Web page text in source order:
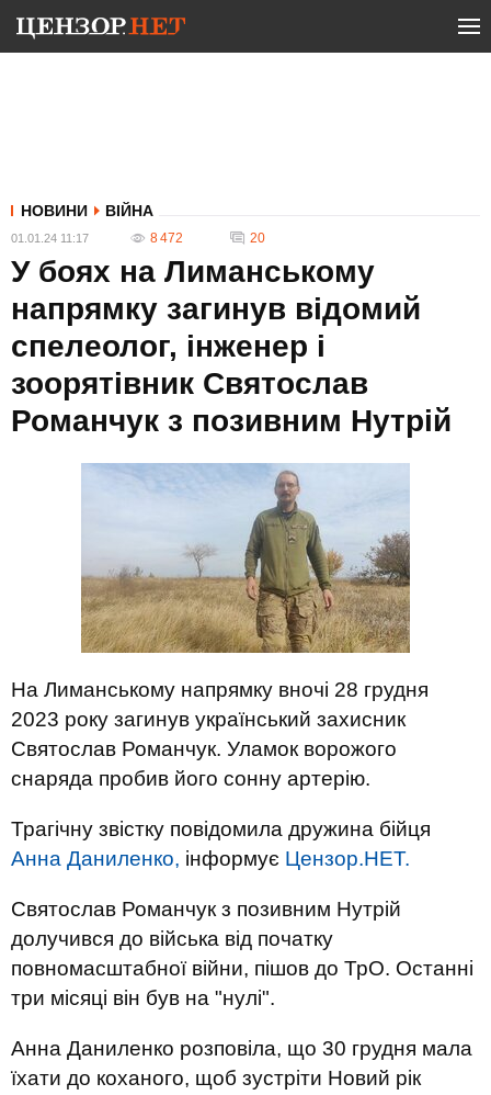
НОВИНИ ВІЙНА
01.01.24 11:17 8 472 20
У боях на Лиманському
напрямку загинув відомий
спелеолог, інженер і
зоорятівник Святослав
Романчук з позивним Нутрій
На Лиманському напрямку вночі 28 грудня
2023 року загинув український захисник
Святослав Романчук. Уламок ворожого
снаряда пробив його сонну артерію.
Трагічну звістку повідомила дружина бійця
Анна Даниленко, інформує Цензор.НЕТ.
Святослав Романчук з позивним Нутрій
долучився до війська від початку
повномасштабної війни, пішов до ТрО. Останні
три місяці він був на "нулі".
Анна Даниленко розповіла, що 30 грудня мала
їхати до коханого, щоб зустріти Новий рік